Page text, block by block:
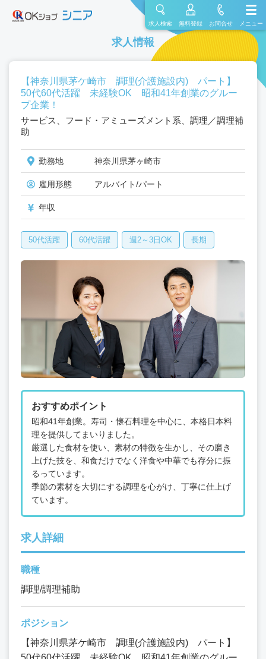
求人検索 無料登録 お問合せ メニュー
求人情報
【神奈川県茅ケ崎市 調理(介護施設内) パート】
50代60代活躍 未経験OK 昭和41年創業のグルー
プ企業！
サービス、フード・アミューズメント系、調理／調理補
助
勤務地 神奈川県茅ヶ崎市
雇用形態 アルバイト/パート
年収
50代活躍 60代活躍 週2～3日OK 長期
おすすめポイント
昭和41年創業。寿司・懐石料理を中心に、本格日本料
理を提供してまいりました。
厳選した食材を使い、素材の特徴を生かし、その磨き
上げた技を、和食だけでなく洋食や中華でも存分に振
るっています。
季節の素材を大切にする調理を心がけ、丁寧に仕上げ
ています。
求人詳細
職種
調理/調理補助
ポジション
【神奈川県茅ケ崎市 調理(介護施設内) パート】